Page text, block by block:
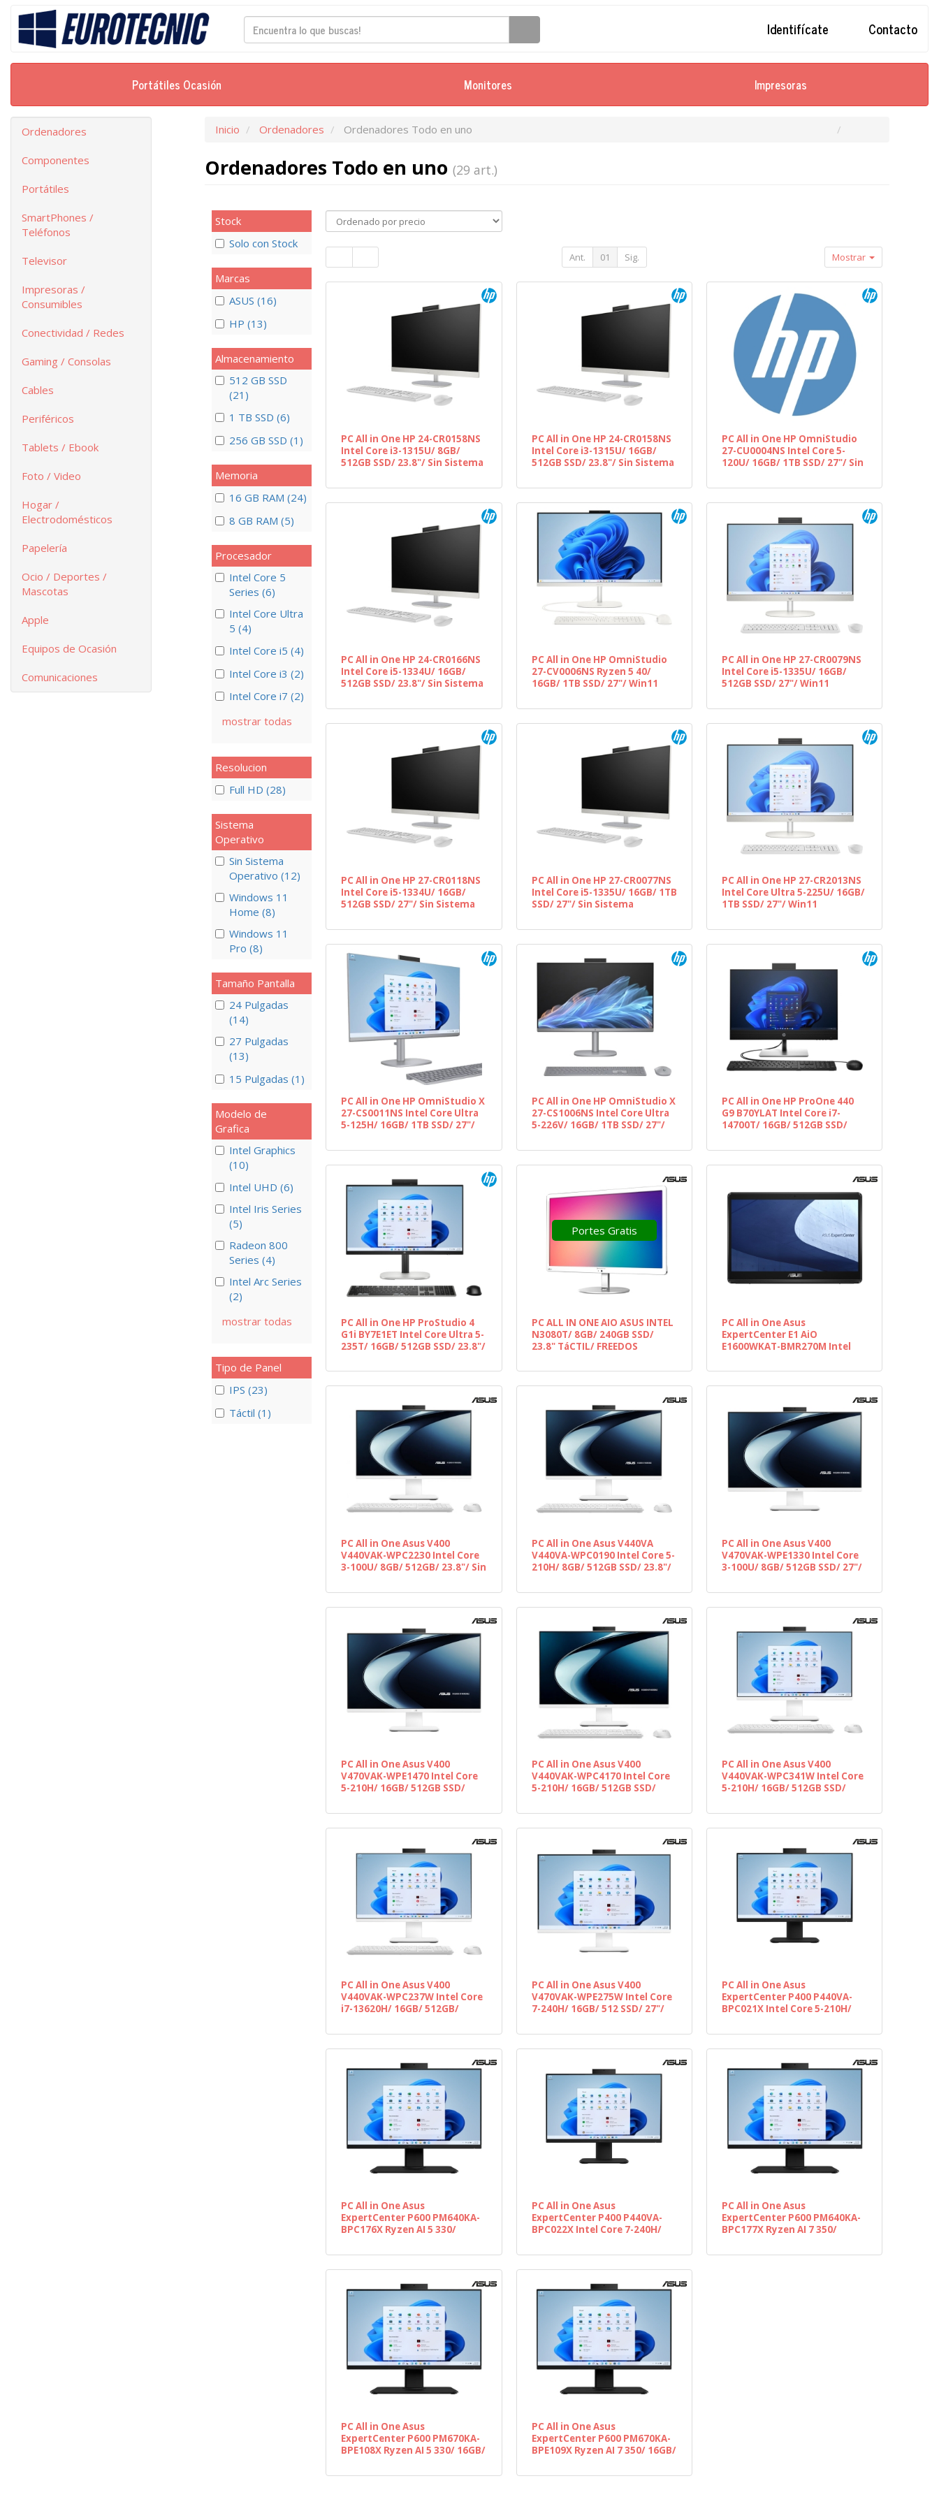
Identifícate Contacto
Portátiles Ocasión Monitores Impresoras
Ordenadores
Componentes
Portátiles
SmartPhones /
Teléfonos
Televisor
Impresoras /
Consumibles
Conectividad / Redes
Gaming / Consolas
Cables
Periféricos
Tablets / Ebook
Foto / Video
Hogar /
Electrodomésticos
Papelería
Ocio / Deportes /
Mascotas
Apple
Equipos de Ocasión
Comunicaciones
Inicio Ordenadores Ordenadores Todo en uno
Ordenadores Todo en uno (29 art.)
Stock
Solo con Stock
Marcas
ASUS (16)
HP (13)
Almacenamiento
512 GB SSD
(21)
1 TB SSD (6)
256 GB SSD (1)
Memoria
16 GB RAM (24)
8 GB RAM (5)
Procesador
Intel Core 5
Series (6)
Intel Core Ultra
5 (4)
Intel Core i5 (4)
Intel Core i3 (2)
Intel Core i7 (2)
mostrar todas
Resolucion
Full HD (28)
Sistema
Operativo
Sin Sistema
Operativo (12)
Windows 11
Home (8)
Windows 11
Pro (8)
Tamaño Pantalla
24 Pulgadas
(14)
27 Pulgadas
(13)
15 Pulgadas (1)
Modelo de
Grafica
Intel Graphics
(10)
Intel UHD (6)
Intel Iris Series
(5)
Radeon 800
Series (4)
Intel Arc Series
(2)
mostrar todas
Tipo de Panel
IPS (23)
Táctil (1)
Ant. 01 Sig. Mostrar
PC All in One HP 24-CR0158NS
Intel Core i3-1315U/ 8GB/
512GB SSD/ 23.8"/ Sin Sistema
PC All in One HP 24-CR0158NS
Intel Core i3-1315U/ 16GB/
512GB SSD/ 23.8"/ Sin Sistema
PC All in One HP OmniStudio
27-CU0004NS Intel Core 5-
120U/ 16GB/ 1TB SSD/ 27"/ Sin
PC All in One HP 24-CR0166NS
Intel Core i5-1334U/ 16GB/
512GB SSD/ 23.8"/ Sin Sistema
PC All in One HP OmniStudio
27-CV0006NS Ryzen 5 40/
16GB/ 1TB SSD/ 27"/ Win11
PC All in One HP 27-CR0079NS
Intel Core i5-1335U/ 16GB/
512GB SSD/ 27"/ Win11
PC All in One HP 27-CR0118NS
Intel Core i5-1334U/ 16GB/
512GB SSD/ 27"/ Sin Sistema
PC All in One HP 27-CR0077NS
Intel Core i5-1335U/ 16GB/ 1TB
SSD/ 27"/ Sin Sistema
PC All in One HP 27-CR2013NS
Intel Core Ultra 5-225U/ 16GB/
1TB SSD/ 27"/ Win11
PC All in One HP OmniStudio X
27-CS0011NS Intel Core Ultra
5-125H/ 16GB/ 1TB SSD/ 27"/
PC All in One HP OmniStudio X
27-CS1006NS Intel Core Ultra
5-226V/ 16GB/ 1TB SSD/ 27"/
PC All in One HP ProOne 440
G9 B70YLAT Intel Core i7-
14700T/ 16GB/ 512GB SSD/
PC All in One HP ProStudio 4
G1i BY7E1ET Intel Core Ultra 5-
235T/ 16GB/ 512GB SSD/ 23.8"/
Portes Gratis
PC ALL IN ONE AIO ASUS INTEL
N3080T/ 8GB/ 240GB SSD/
23.8" TáCTIL/ FREEDOS
PC All in One Asus
ExpertCenter E1 AiO
E1600WKAT-BMR270M Intel
SSD/ 15.6" Táctil/ Sin Sistema
PC All in One Asus V400
V440VAK-WPC2230 Intel Core
3-100U/ 8GB/ 512GB/ 23.8"/ Sin
PC All in One Asus V440VA
V440VA-WPC0190 Intel Core 5-
210H/ 8GB/ 512GB SSD/ 23.8"/
PC All in One Asus V400
V470VAK-WPE1330 Intel Core
3-100U/ 8GB/ 512GB SSD/ 27"/
PC All in One Asus V400
V470VAK-WPE1470 Intel Core
5-210H/ 16GB/ 512GB SSD/
PC All in One Asus V400
V440VAK-WPC4170 Intel Core
5-210H/ 16GB/ 512GB SSD/
PC All in One Asus V400
V440VAK-WPC341W Intel Core
5-210H/ 16GB/ 512GB SSD/
PC All in One Asus V400
V440VAK-WPC237W Intel Core
i7-13620H/ 16GB/ 512GB/
PC All in One Asus V400
V470VAK-WPE275W Intel Core
7-240H/ 16GB/ 512 SSD/ 27"/
PC All in One Asus
ExpertCenter P400 P440VA-
BPC021X Intel Core 5-210H/
Win11 Pro
PC All in One Asus
ExpertCenter P600 PM640KA-
BPC176X Ryzen AI 5 330/
Win11 Pro
PC All in One Asus
ExpertCenter P400 P440VA-
BPC022X Intel Core 7-240H/
Win11 Pro
PC All in One Asus
ExpertCenter P600 PM640KA-
BPC177X Ryzen AI 7 350/
Win11 Pro
PC All in One Asus
ExpertCenter P600 PM670KA-
BPE108X Ryzen AI 5 330/ 16GB/
PC All in One Asus
ExpertCenter P600 PM670KA-
BPE109X Ryzen AI 7 350/ 16GB/